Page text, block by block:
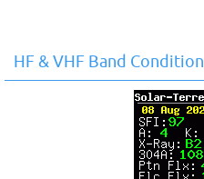
HF & VHF Band Condition